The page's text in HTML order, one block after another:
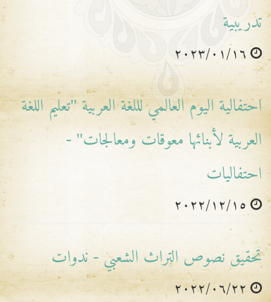
تدريبية
٢٠٢٣/٠١/١٦
احتفالية اليوم العالمي لللغة العربية "تعليم اللغة
العربية لأبنائها معوقات ومعالجات" -
احتفاليات
٢٠٢٢/١٢/١٥
تحقيق نصوص التراث الشعبي - ندوات
٢٠٢٢/٠٦/٢٢